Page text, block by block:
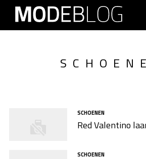
SCHOENEN
Red Valentino
SCHOENEN